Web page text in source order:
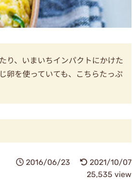
り、いまいちインパクトにかけた
卵を使っていても、こちらたっぷ
2016/06/23
2021/10/07
25,535 view